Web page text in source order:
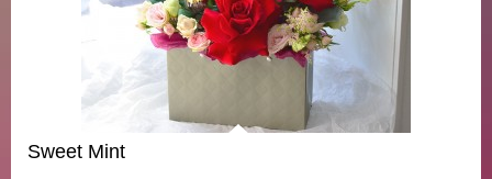
Sweet Mint